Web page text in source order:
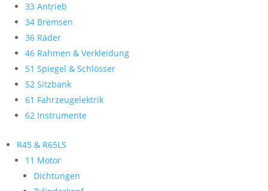
33 Antrieb
34 Bremsen
36 Räder
46 Rahmen & Verkleidung
51 Spiegel & Schlösser
52 Sitzbank
61 Fahrzeugelektrik
62 Instrumente
R45 & R65LS
11 Motor
Dichtungen